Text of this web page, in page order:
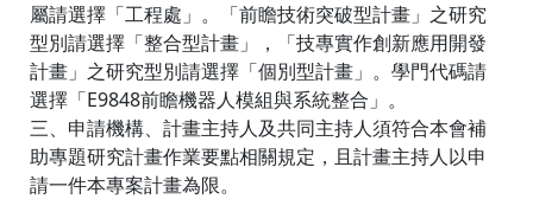
屬請選擇「工程處」。「前瞻技術突破型計畫」之研究
型別請選擇「整合型計畫」，「技專實作創新應用開發
計畫」之研究型別請選擇「個別型計畫」。學門代碼請
選擇「E9848前瞻機器人模組與系統整合」。
三、申請機構、計畫主持人及共同主持人須符合本會補
助專題研究計畫作業要點相關規定，且計畫主持人以申
請一件本專案計畫為限。